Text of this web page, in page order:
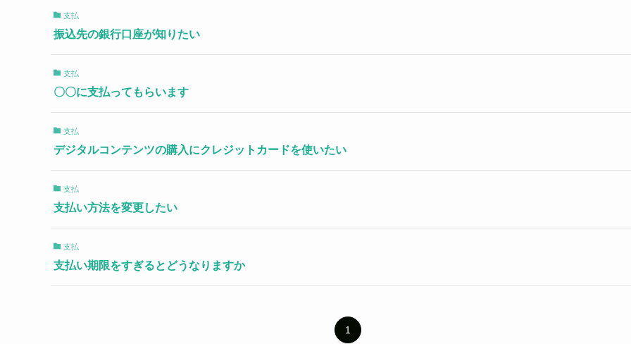
支払
振込先の銀行口座が知りたい
支払
〇〇に支払ってもらいます
支払
デジタルコンテンツの購入にクレジットカードを使いたい
支払
支払い方法を変更したい
支払
支払い期限をすぎるとどうなりますか
1